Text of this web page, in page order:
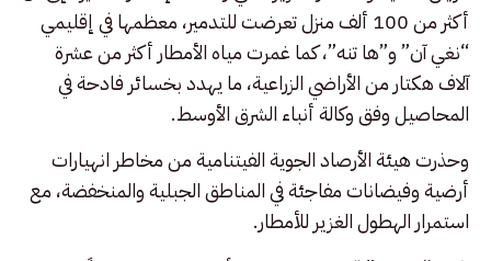
أكثر من 100 ألف منزل تعرضت للتدمير، معظمها في إقليمي
“نغي آن” و”ها تنه”، كما غمرت مياه الأمطار أكثر من عشرة
آلاف هكتار من الأراضي الزراعية، ما يهدد بخسائر فادحة في
المحاصيل وفق وكالة أنباء الشرق الأوسط.
وحذرت هيئة الأرصاد الجوية الفيتنامية من مخاطر انهيارات
أرضية وفيضانات مفاجئة في المناطق الجبلية والمنخفضة، مع
استمرار الهطول الغزير للأمطار.